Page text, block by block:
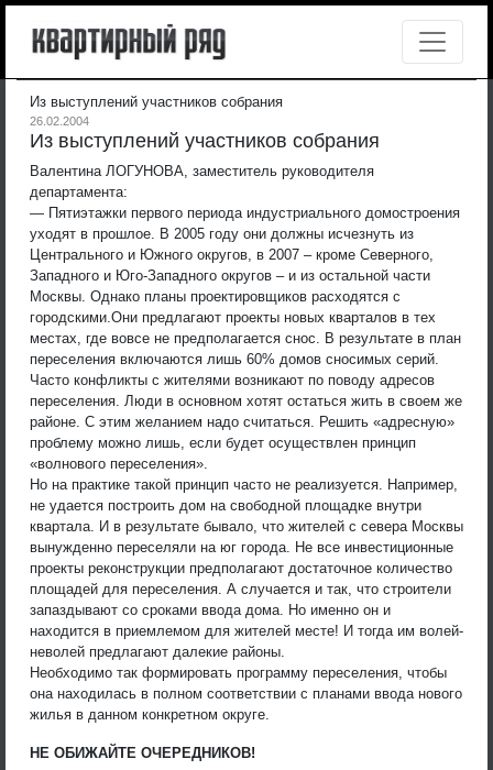
Из выступлений участников собрания
26.02.2004
Из выступлений участников собрания
Валентина ЛОГУНОВА, заместитель руководителя
департамента:
— Пятиэтажки первого периода индустриального домостроения
уходят в прошлое. В 2005 году они должны исчезнуть из
Центрального и Южного округов, в 2007 – кроме Северного,
Западного и Юго-Западного округов – и из остальной части
Москвы. Однако планы проектировщиков расходятся с
городскими. Они предлагают проекты новых кварталов в тех
местах, где вовсе не предполагается снос. В результате в план
переселения включаются лишь 60% домов сносимых серий.
Часто конфликты с жителями возникают по поводу адресов
переселения. Люди в основном хотят остаться жить в своем же
районе. С этим желанием надо считаться. Решить «адресную»
проблему можно лишь, если будет осуществлен принцип
«волнового переселения».
Но на практике такой принцип часто не реализуется. Например,
не удается построить дом на свободной площадке внутри
квартала. И в результате бывало, что жителей с севера Москвы
вынужденно переселяли на юг города. Не все инвестиционные
проекты реконструкции предполагают достаточное количество
площадей для переселения. А случается и так, что строители
запаздывают со сроками ввода дома. Но именно он и
находится в приемлемом для жителей месте! И тогда им волей-
неволей предлагают далекие районы.
Необходимо так формировать программу переселения, чтобы
она находилась в полном соответствии с планами ввода нового
жилья в данном конкретном округе.
НЕ ОБИЖАЙТЕ ОЧЕРЕДНИКОВ!